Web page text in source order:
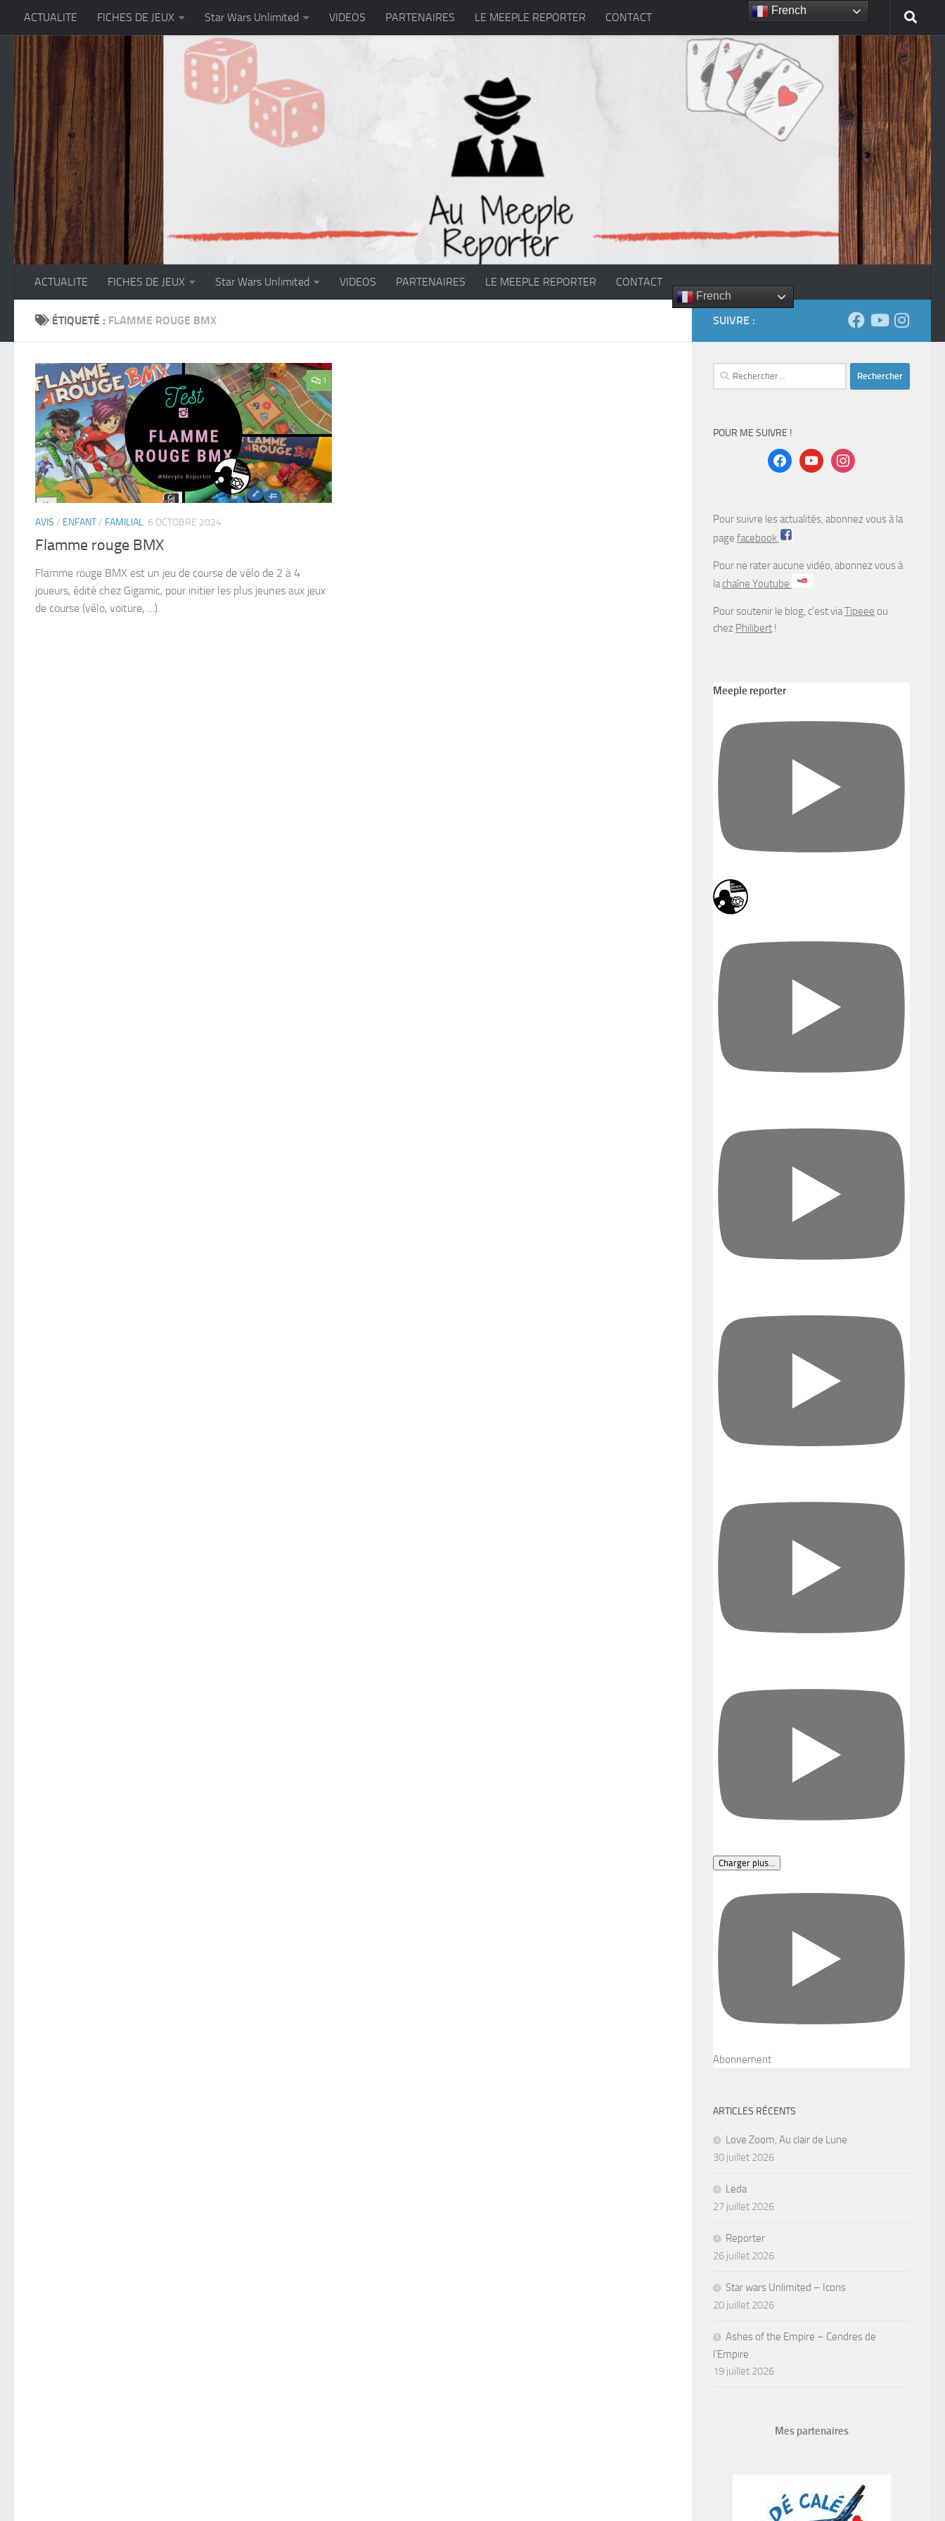
Skip to content
ACTUALITE FICHES DE JEUX Star Wars Unlimited VIDEOS PARTENAIRES LE MEEPLE REPORTER CONTACT
ACTUALITE FICHES DE JEUX Star Wars Unlimited VIDEOS PARTENAIRES LE MEEPLE REPORTER CONTACT
French
ÉTIQUETÉ : FLAMME ROUGE BMX
1
AVIS / ENFANT/ FAMILIAL 6 OCTOBRE 2024
Flamme rouge BMX
Flamme rouge BMX est un jeu de course de vélo de 2 à 4
joueurs, édité chez Gigamic, pour initier les plus jeunes aux jeux
de course (vélo, voiture, …).
SUIVRE :
Rechercher :
POUR ME SUIVRE !
facebookyoutubeinstagram
Pour suivre les actualités, abonnez vous à la
page facebook
Pour ne rater aucune vidéo, abonnez vous à
lachaîne Youtube
Pour soutenir le blog, c’est viaTipeee ou
chez Philibert !
Meeple reporter
Charger plus…
Abonnement
ARTICLES RÉCENTS
Love Zoom, Au clair de Lune
30 juillet 2026
Leda
27 juillet 2026
Reporter
26 juillet 2026
Star wars Unlimited – Icons
20 juillet 2026
Ashes of the Empire – Cendres de
l’Empire
19 juillet 2026
Mes partenaires
French